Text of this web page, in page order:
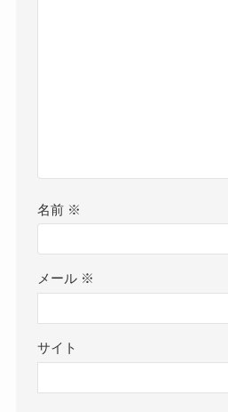
名前 ※
メール ※
サイト